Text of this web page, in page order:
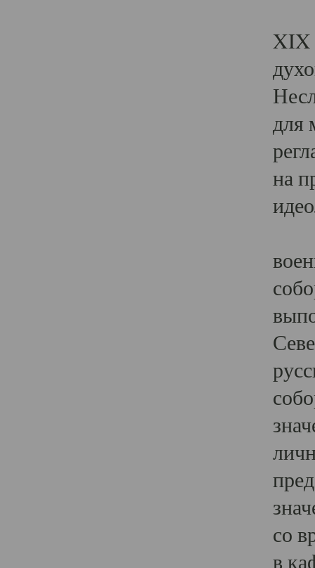
XIX
для
на
со
в